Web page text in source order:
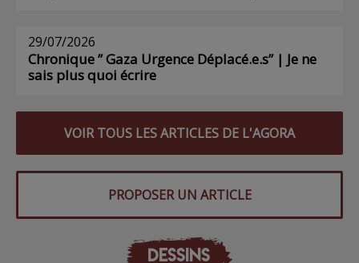
29/07/2026
Chronique ” Gaza Urgence Déplacé.e.s” | Je ne
sais plus quoi écrire
VOIR TOUS LES ARTICLES DE L'AGORA
PROPOSER UN ARTICLE
DESSINS